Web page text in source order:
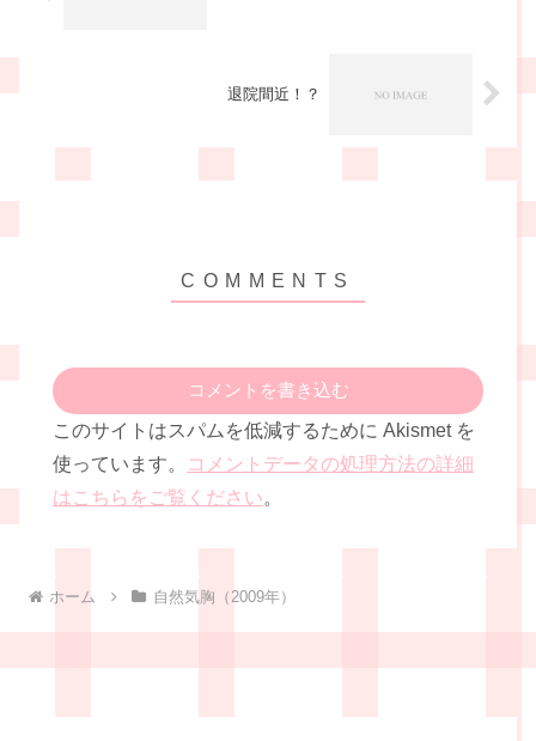
退院間近！？
コメントを書き込む
このサイトはスパムを低減するために Akismet を
使っています。
コメントデータの処理方法の詳細
はこちらをご覧ください。
ホーム 自然気胸（2009年）